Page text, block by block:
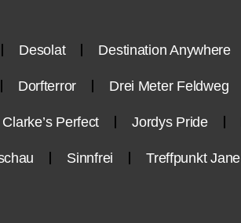
Desolat Destination Anywhere
Dorfterror Drei Meter Feldweg
Perfect Jordys Pride
Sinnfrei Treffpunkt Jane